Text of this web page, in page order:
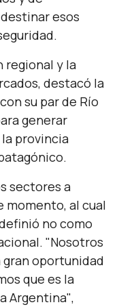
esos
regional y la
destacó la
su par de Río
generar
provincia
sectores a
momento, al cual
definió no como
"Nosotros
oportunidad
que es la
Argentina",